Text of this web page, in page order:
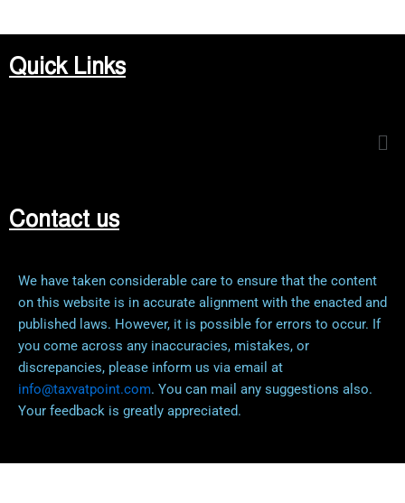
Quick Links
Contact us
We have taken considerable care to ensure that the content
on this website is in accurate alignment with the enacted and
published laws. However, it is possible for errors to occur. If
you come across any inaccuracies, mistakes, or
discrepancies, please inform us via email at
info@taxvatpoint.com. You can mail any suggestions also.
Your feedback is greatly appreciated.